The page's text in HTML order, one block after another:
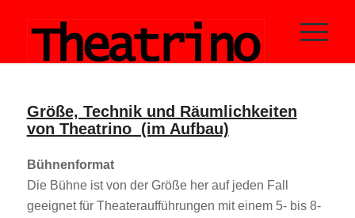
Größe, Technik und Räumlichkeiten
von Theatrino (im Aufbau)
Bühnenformat
Die Bühne ist von der Größe her auf jeden Fall
geeignet für Theateraufführungen mit einem 5- bis 8-